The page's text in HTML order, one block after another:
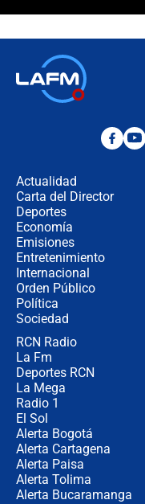
Actualidad
Carta del Director
Deportes
Economía
Emisiones
Entretenimiento
Internacional
Orden Público
Política
Sociedad
RCN Radio
La Fm
Deportes RCN
La Mega
Radio 1
El Sol
Alerta Bogotá
Alerta Cartagena
Alerta Paisa
Alerta Tolima
Alerta Bucaramanga